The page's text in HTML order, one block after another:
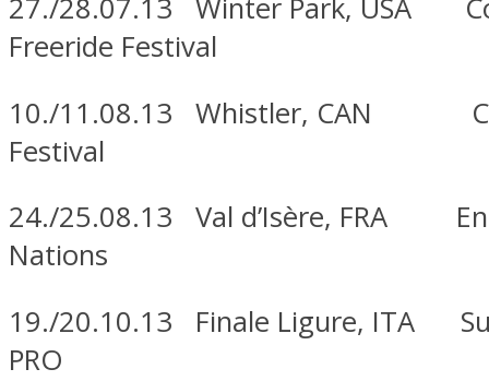
27./28.07.13 Winter Park, USA
Freeride Festival
10./11.08.13 Whistler, CAN
Festival
24./25.08.13 Val d’Isère, FRA
Nations
19./20.10.13 Finale Ligure, ITA
PRO